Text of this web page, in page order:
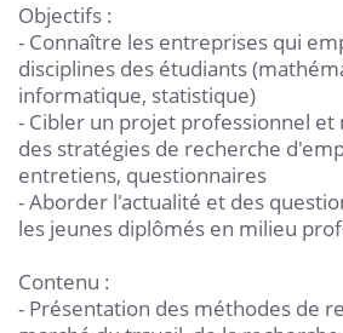
Objectifs :
- Connaître les entreprises qui
disciplines des étudiants
informatique, statistique)
- Cibler un projet professionnel
des stratégies de recherche
entretiens, questionnaires
- Aborder l'actualité et des
les jeunes diplômés en milieu
Contenu :
- Présentation des méthodes de